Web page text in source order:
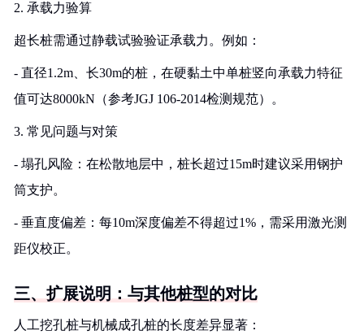
2. 承载力验算
超长桩需通过静载试验验证承载力。例如：
- 直径1.2m、长30m的桩，在硬黏土中单桩竖向承载力特征
值可达8000kN（参考JGJ 106-2014检测规范）。
3. 常见问题与对策
- 塌孔风险：在松散地层中，桩长超过15m时建议采用钢护
筒支护。
- 垂直度偏差：每10m深度偏差不得超过1%，需采用激光测
距仪校正。
三、扩展说明：与其他桩型的对比
人工挖孔桩与机械成孔桩的长度差异显著：